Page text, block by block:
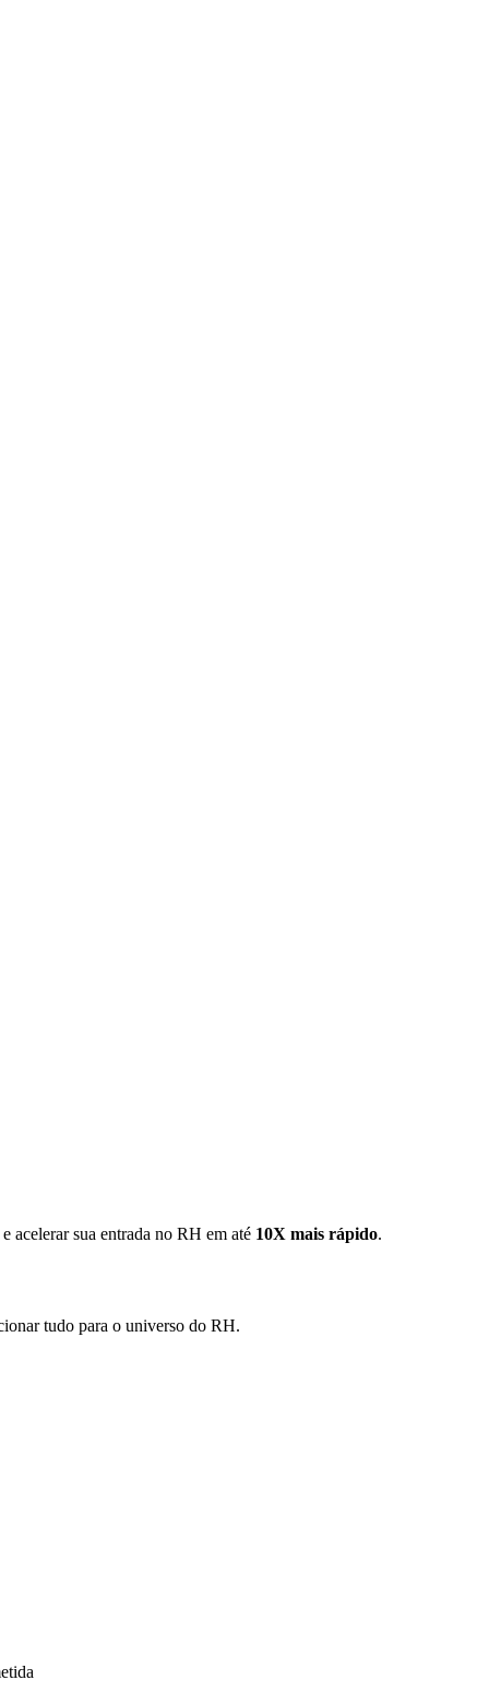
acelerar sua entrada no RH em até 10X mais rápido.
tudo para o universo do RH.